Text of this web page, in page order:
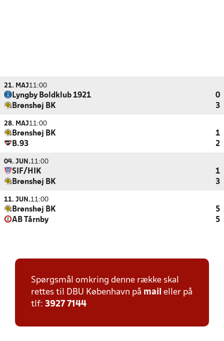
21. MAJ11:00
Lyngby Boldklub 1921
0
Brønshøj BK
3
28. MAJ11:00
Brønshøj BK
1
B.93
2
04. JUN.11:00
SIF/HIK
1
Brønshøj BK
3
11. JUN.11:00
Brønshøj BK
5
AB Tårnby
5
Spørgsmål omkring denne række skal
rettes til DBU København på mail eller på
tlf: 3927 7144